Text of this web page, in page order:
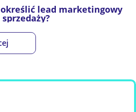
określić lead marketingowy